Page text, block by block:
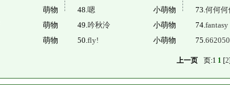
萌物
萌物
萌物
48.嗯
小萌物
49.吟秋泠
小萌物
50.fly! 小萌物
73.何何何
74.fantasy
75.
上一页 页:1 1 [2]